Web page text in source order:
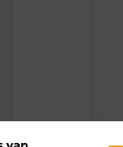
inzichten.